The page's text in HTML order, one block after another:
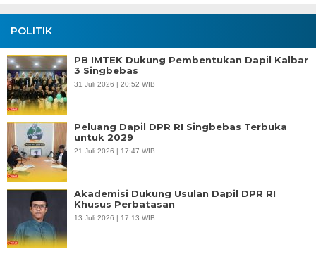
POLITIK
PB IMTEK Dukung Pembentukan Dapil Kalbar
3 Singbebas
31 Juli 2026 | 20:52 WIB
Peluang Dapil DPR RI Singbebas Terbuka
untuk 2029
21 Juli 2026 | 17:47 WIB
Akademisi Dukung Usulan Dapil DPR RI
Khusus Perbatasan
13 Juli 2026 | 17:13 WIB